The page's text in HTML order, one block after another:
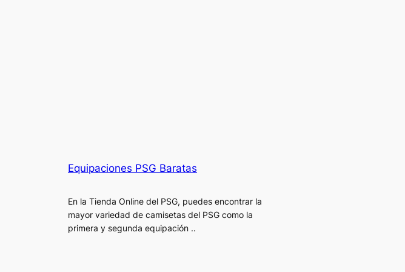
Equipaciones PSG Baratas
En la Tienda Online del PSG, puedes encontrar la
mayor variedad de camisetas del PSG como la
primera y segunda equipación ..